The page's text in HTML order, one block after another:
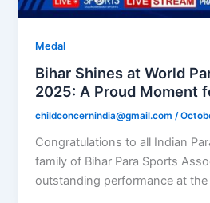
Medal
Bihar Shines at World
2025: A Proud Moment
childconcernindia@gmail.com/
Congratulations to all Indian
family of Bihar Para Sports
outstanding performance at the